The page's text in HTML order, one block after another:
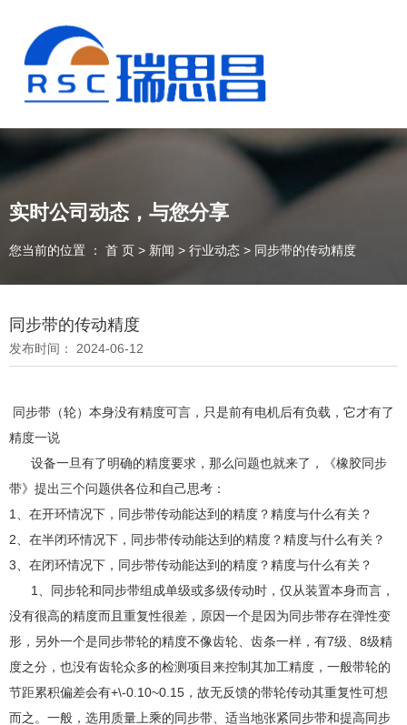
13925235098
实时公司动态，与您分享
您当前的位置 ： 首 页 > 新闻 > 行业动态 > 同步带的传动精度
同步带的传动精度
发布时间： 2024-06-12
同步带（轮）本身没有精度可言，只是前有电机后有负载，它才有了
精度一说
设备一旦有了明确的精度要求，那么问题也就来了，《橡胶同步
带》提出三个问题供各位和自己思考：
1、在开环情况下，同步带传动能达到的精度？精度与什么有关？
2、在半闭环情况下，同步带传动能达到的精度？精度与什么有关？
3、在闭环情况下，同步带传动能达到的精度？精度与什么有关？
1、同步轮和同步带组成单级或多级传动时，仅从装置本身而言，
没有很高的精度而且重复性很差，原因一个是因为同步带存在弹性变
形，另外一个是同步带轮的精度不像齿轮、齿条一样，有7级、8级精
度之分，也没有齿轮众多的检测项目来控制其加工精度，一般带轮的
节距累积偏差会有+\-0.10~0.15，故无反馈的带轮传动其重复性可想
而之。一般，选用质量上乘的同步带、适当地张紧同步带和提高同步